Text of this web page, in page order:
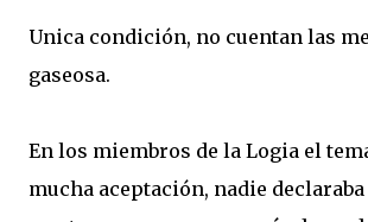
Unica condición, no cuentan las
gaseosa.
En los miembros de la Logia el
mucha aceptación, nadie